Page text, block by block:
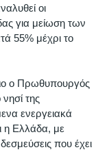
οι
για μείωση των
55% μέχρι το
ο Πρωθυπουργός
της
ενεργειακά
η Ελλάδα, με
που έχει